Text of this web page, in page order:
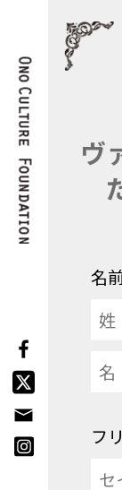
ヴ
名
フ